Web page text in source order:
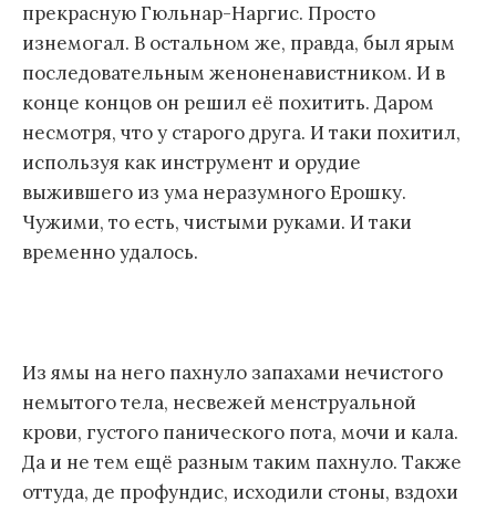
прекрасную Гюльнар-Наргис. Просто
изнемогал. В остальном же, правда, был ярым
последовательным женоненавистником. И в
конце концов он решил её похитить. Даром
несмотря, что у старого друга. И таки похитил,
используя как инструмент и орудие
выжившего из ума неразумного Ерошку.
Чужими, то есть, чистыми руками. И таки
временно удалось.
Из ямы на него пахнуло запахами нечистого
немытого тела, несвежей менструальной
крови, густого панического пота, мочи и кала.
Да и не тем ещё разным таким пахнуло. Также
оттуда, де профундис, исходили стоны, вздохи